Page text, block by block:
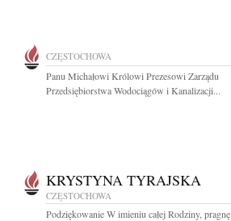
CZĘSTOCHOWA
Panu Michałowi Królowi Prezesowi Zarządu
Przedsiębiorstwa Wodociągów i Kanalizacji...
KRYSTYNA TYRAJSKA
CZĘSTOCHOWA
Podziękowanie W imieniu całej Rodziny, pragnę